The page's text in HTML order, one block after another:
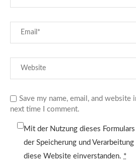
Save my name, email, and
next time I comment.
Mit der Nutzung dieses
der Speicherung und
diese Website einverstanden. *